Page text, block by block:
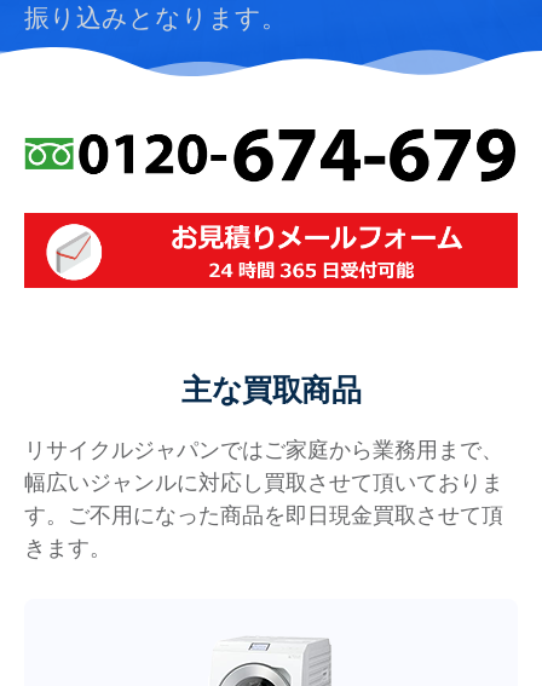
振り込みとなります。
主な買取商品
リサイクルジャパンではご家庭から業務用まで、
幅広いジャンルに対応し買取させて頂いておりま
す。ご不用になった商品を即日現金買取させて頂
きます。